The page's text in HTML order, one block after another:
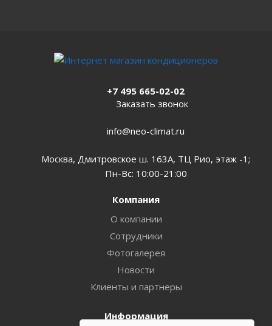
+7 495 665-02-02
Заказать звонок
info@neo-climat.ru
Москва, Дмитровское ш. 163А, ТЦ Рио, этаж -1;
Пн-Вс: 10:00-21:00
Компания
О компании
Сотрудники
Фотогалерея
Новости
Клиенты и партнеры
Информация